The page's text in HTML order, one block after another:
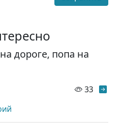
дороге, попа на
33